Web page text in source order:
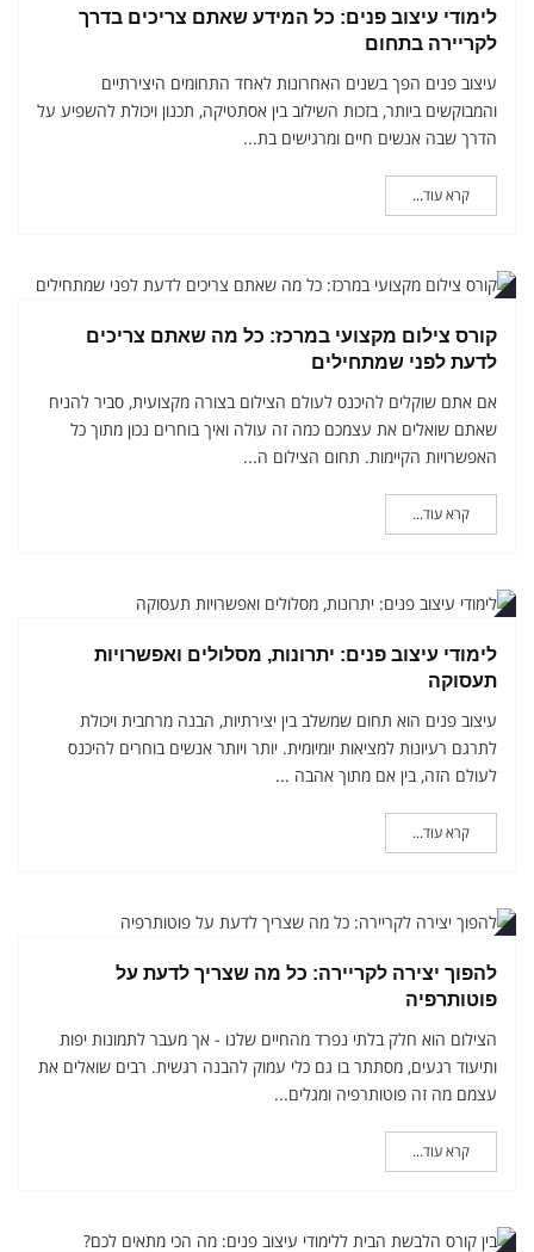
לימודי עיצוב פנים: כל המידע שאתם צריכים בדרך
לקריירה בתחום
עיצוב פנים הפך בשנים האחרונות לאחד התחומים היצירתיים
והמבוקשים ביותר, בזכות השילוב בין אסתטיקה, תכנון ויכולת להשפיע על
הדרך שבה אנשים חיים ומרגישים בת...
קרא עוד...
קורס צילום מקצועי במרכז: כל מה שאתם צריכים
לדעת לפני שמתחילים
אם אתם שוקלים להיכנס לעולם הצילום בצורה מקצועית, סביר להניח
שאתם שואלים את עצמכם כמה זה עולה ואיך בוחרים נכון מתוך כל
האפשרויות הקיימות. תחום הצילום ה...
קרא עוד...
לימודי עיצוב פנים: יתרונות, מסלולים ואפשרויות
תעסוקה
עיצוב פנים הוא תחום שמשלב בין יצירתיות, הבנה מרחבית ויכולת
לתרגם רעיונות למציאות יומיומית. יותר ויותר אנשים בוחרים להיכנס
לעולם הזה, בין אם מתוך אהבה ...
קרא עוד...
להפוך יצירה לקריירה: כל מה שצריך לדעת על
פוטותרפיה
הצילום הוא חלק בלתי נפרד מהחיים שלנו - אך מעבר לתמונות יפות
ותיעוד רגעים, מסתתר בו גם כלי עמוק להבנה רגשית. רבים שואלים את
עצמם מה זה פוטותרפיה ומגלים...
קרא עוד...